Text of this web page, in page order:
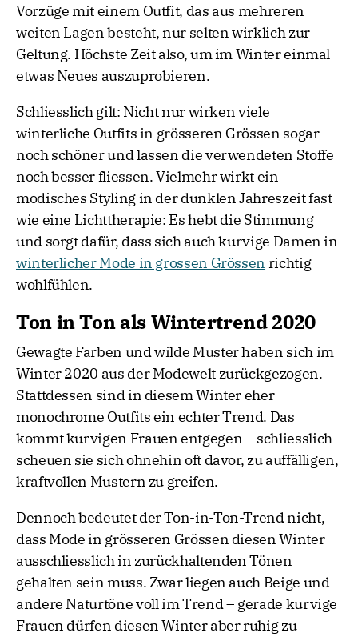
Vorzüge mit einem Outfit, das aus mehreren
weiten Lagen besteht, nur selten wirklich zur
Geltung. Höchste Zeit also, um im Winter einmal
etwas Neues auszuprobieren.
Schliesslich gilt: Nicht nur wirken viele
winterliche Outfits in grösseren Grössen sogar
noch schöner und lassen die verwendeten Stoffe
noch besser fliessen. Vielmehr wirkt ein
modisches Styling in der dunklen Jahreszeit fast
wie eine Lichttherapie: Es hebt die Stimmung
und sorgt dafür, dass sich auch kurvige Damen in
winterlicher Mode in grossen Grössen richtig
wohlfühlen.
Ton in Ton als Wintertrend 2020
Gewagte Farben und wilde Muster haben sich im
Winter 2020 aus der Modewelt zurückgezogen.
Stattdessen sind in diesem Winter eher
monochrome Outfits ein echter Trend. Das
kommt kurvigen Frauen entgegen – schliesslich
scheuen sie sich ohnehin oft davor, zu auffälligen,
kraftvollen Mustern zu greifen.
Dennoch bedeutet der Ton-in-Ton-Trend nicht,
dass Mode in grösseren Grössen diesen Winter
ausschliesslich in zurückhaltenden Tönen
gehalten sein muss. Zwar liegen auch Beige und
andere Naturtöne voll im Trend – gerade kurvige
Frauen dürfen diesen Winter aber ruhig zu